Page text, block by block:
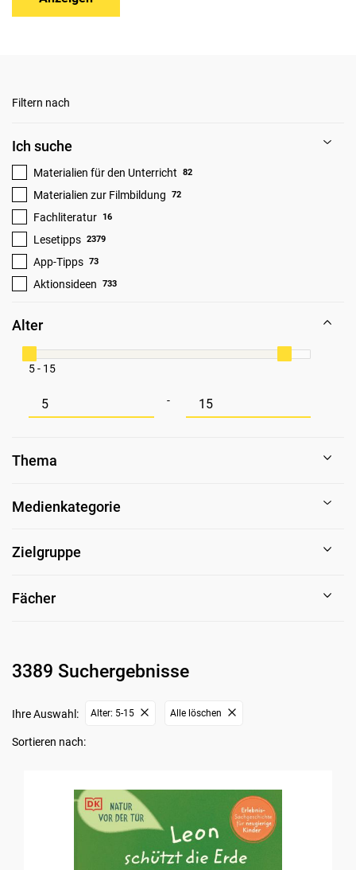
Filtern nach
Ich suche
Lesetipps 2379
App-Tipps 73
Aktionsideen 733
Materialien für den Unterricht 82
Materialien zur Filmbildung 72
Fachliteratur 16
Alter
5 - 15
Mindestwert für Alter -
Maximalwert für Alter
Thema
Medienkategorie
Zielgruppe
Fächer
3389 Suchergebnisse
Ihre Auswahl: Alter: 5-15 Alle löschen
Sortieren nach: